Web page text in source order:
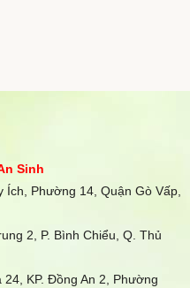
Sinh
Phường 14, Quận Gò Vấp,
2, P. Bình Chiểu, Q. Thủ
KP. Đồng An 2, Phường